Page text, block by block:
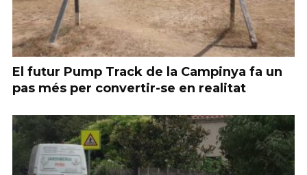
El futur Pump Track de la Campinya fa un
pas més per convertir-se en realitat